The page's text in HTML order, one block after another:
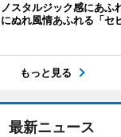
ノスタルジック感にあ
にぬれ風情あふれる「セ
もっと見る
最新ニュース